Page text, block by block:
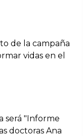
de la campaña
vidas en el
será "Informe
doctoras Ana